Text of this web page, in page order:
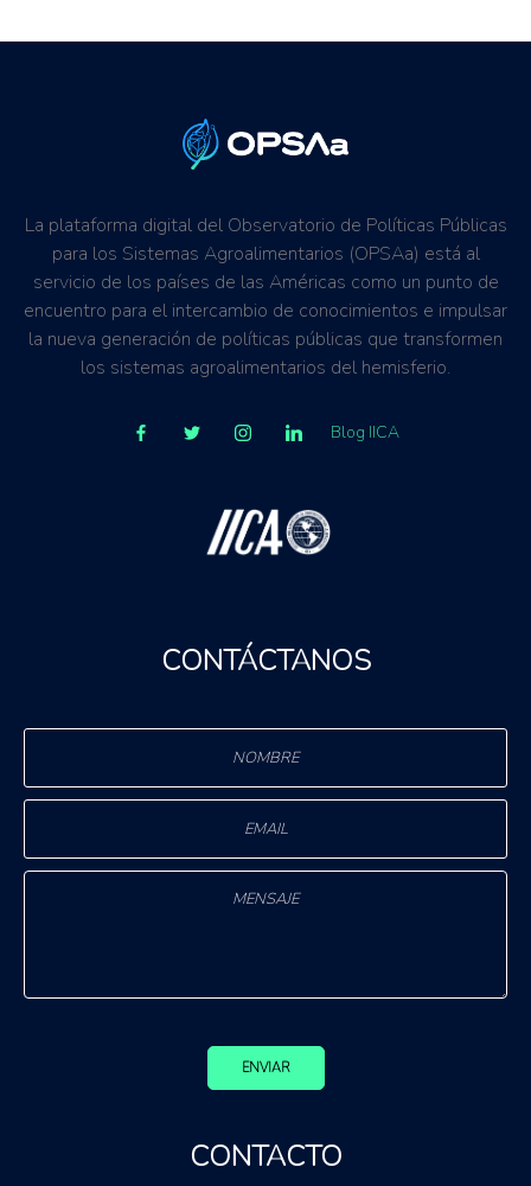
La plataforma digital del Observatorio de Políticas Públicas
para los Sistemas Agroalimentarios (OPSAa) está al
servicio de los países de las Américas como un punto de
encuentro para el intercambio de conocimientos e impulsar
la nueva generación de políticas públicas que transformen
los sistemas agroalimentarios del hemisferio.
Blog IICA
CONTÁCTANOS
ENVIAR
CONTACTO